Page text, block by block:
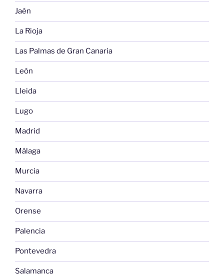
Jaén
La Rioja
Las Palmas de Gran Canaria
León
Lleida
Lugo
Madrid
Málaga
Murcia
Navarra
Orense
Palencia
Pontevedra
Salamanca